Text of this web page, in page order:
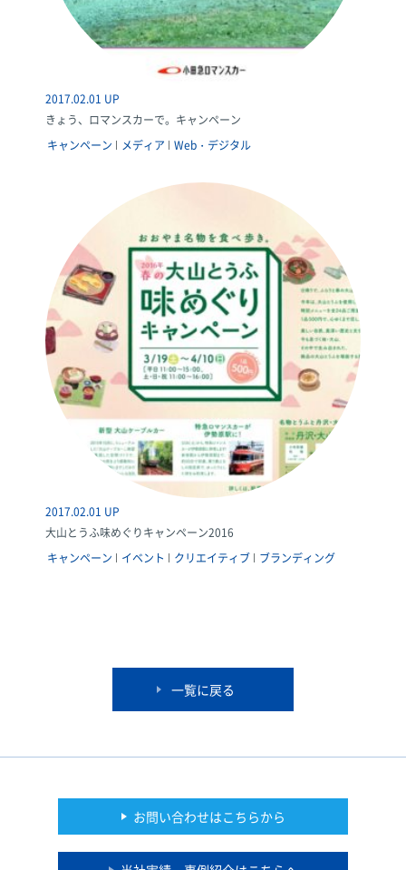
2017.02.01 UP
きょう、ロマンスカーで。キャンペーン
キャンペーン
メディア Web・デジタル
2017.02.01 UP
大山とうふ味めぐりキャンペーン2016
キャンペーン
イベント クリエイティブ ブランディング
一覧に戻る
お問い合わせはこちらから